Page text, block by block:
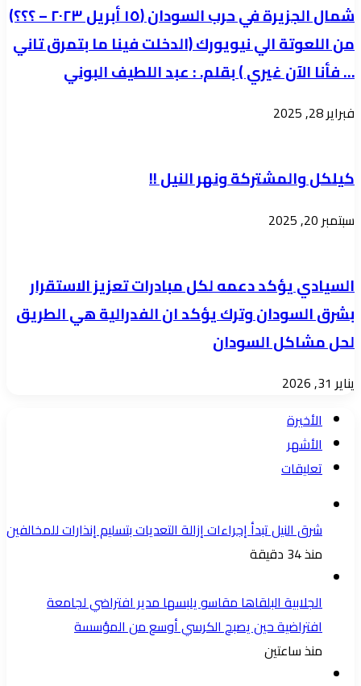
شمال الجزيرة في حرب السودان (١٥ أبريل ٢٠٢٣ – ؟؟؟)
من اللعوتة الي نيويورك (الدخلت فينا ما بتمرق تاني
… فأنا الآن غيري ) بقلم. : عبد اللطيف البوني
فبراير 28, 2025
كيلكل والمشتركة ونهر النيل !!
سبتمبر 20, 2025
السيادي يؤكد دعمه لكل مبادرات تعزيز الاستقرار
بشرق السودان وترك يؤكد ان الفدرالية هي الطريق
لحل مشاكل السودان
يناير 31, 2026
الأخيرة
الأشهر
تعليقات
شرق النيل تبدأ إجراءات إزالة التعديات بتسليم إنذارات للمخالفين
منذ 34 دقيقة
الجلابية البلقاها مقاسو يلبسها ​مدير افتراضي لجامعة
افتراضية حين يصبح الكرسي أوسع من المؤسسة
منذ ساعتين